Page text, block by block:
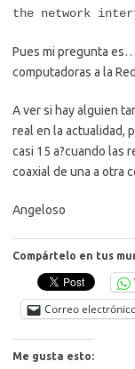
the network
Pues mi pregunta
computadoras a la
A ver si hay alguien
real en la actualidad,
casi 15 a?cuando las
coaxial de una a otra
Angeloso
Compártelo en tus
Correo
Me gusta esto: